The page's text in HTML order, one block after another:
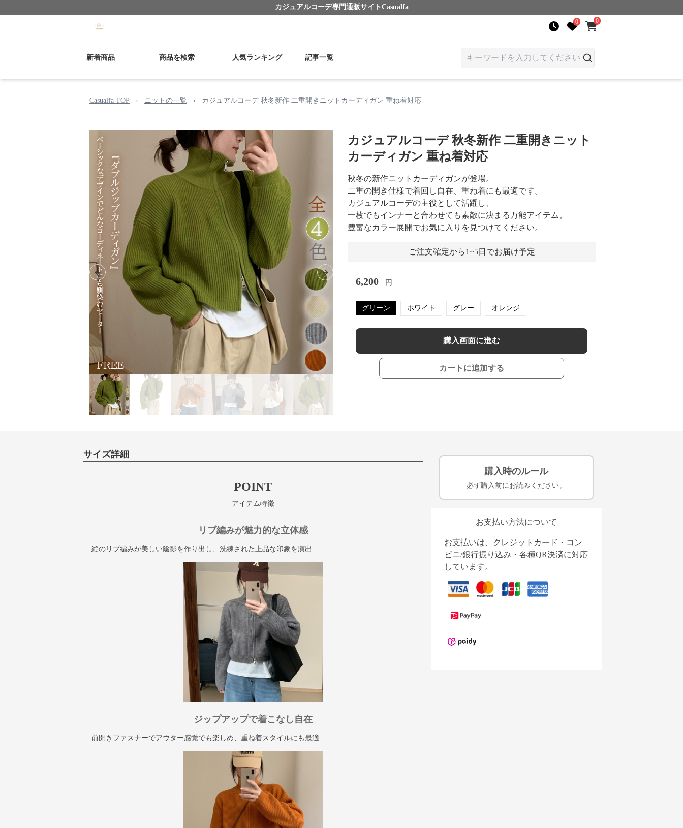
カジュアルコーデ専門通販サイト Casualfa
0 0
新着商品 商品を検索 人気ランキング 記事一覧
Casualfa TOP › ニットの一覧 › カジュアルコーデ 秋冬新作 二重開きニットカーディガン 重ね着対応
Previous slide Next slide
カジュアルコーデ 秋冬新作 二重開きニット
カーディガン 重ね着対応
秋冬の新作ニットカーディガンが登場。
二重の開き仕様で着回し自在、重ね着にも最適です。
カジュアルコーデの主役として活躍し、
一枚でもインナーと合わせても素敵に決まる万能アイテム。
豊富なカラー展開でお気に入りを見つけてください。
ご注文確定から1~5日でお届け予定
6,200 円
グリーン ホワイト グレー オレンジ
購入画面に進む
カートに追加する
サイズ詳細
POINT
アイテム特徴
リブ編みが魅力的な立体感
縦のリブ編みが美しい陰影を作り出し、洗練された上品な印象を演出
ジップアップで着こなし自在
前開きファスナーでアウター感覚でも楽しめ、重ね着スタイルにも最適
購入時のルール
必ず購入前にお読みください。
お支払い方法について
お支払いは、クレジットカード・コン
ビニ/銀行振り込み・各種QR決済に対応
しています。